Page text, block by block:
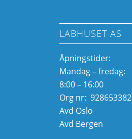
LABHUSET AS
Åpningstider:
Mandag – fredag:
8:00 – 16:00
Org nr: 928653382
Avd Oslo
Avd Bergen